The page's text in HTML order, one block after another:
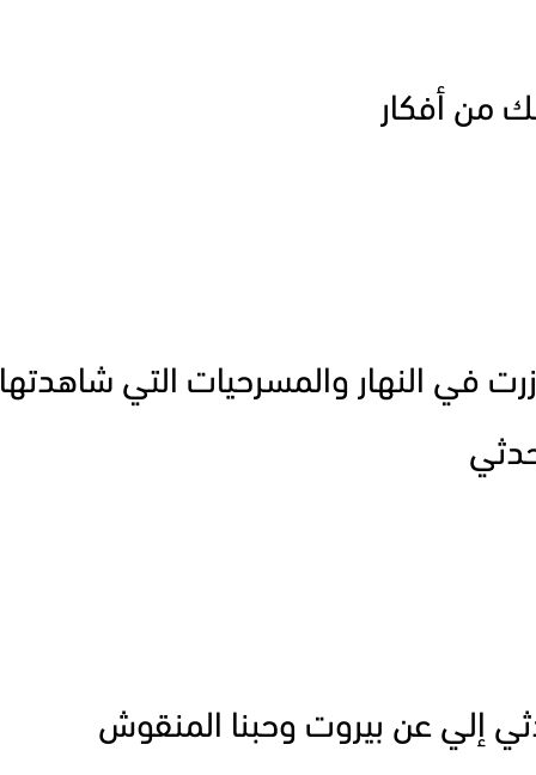
من أفكار
في النهار والمسرحيات التي شاهدتها
إلي عن بيروت وحبنا المنقوش